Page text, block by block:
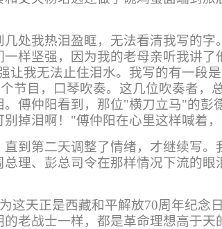
处我热泪盈眶，无法看清我写的字
样坚强，因为我的老母亲听我讲
我无法止住泪水。我写的有一段
节目，口琴吹奏。这几位吹奏者，
傅仲阳看到，那位"横刀立马"的
掉泪啊！"傅仲阳在心里这样喊
到第二天调整了情绪，才继续写
理、彭总司令在那样情况下流的
这天正是西藏和平解放70周年纪念
老战士一样，都是革命理想高于